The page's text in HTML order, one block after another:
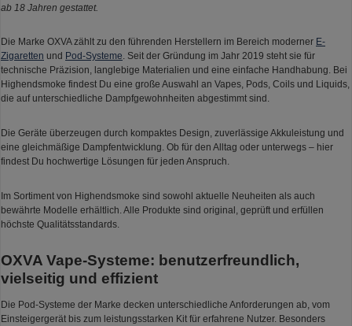
ab 18 Jahren gestattet.
Die Marke OXVA zählt zu den führenden Herstellern im Bereich moderner E-
Zigaretten und Pod-Systeme. Seit der Gründung im Jahr 2019 steht sie für
technische Präzision, langlebige Materialien und eine einfache Handhabung. Bei
Highendsmoke findest Du eine große Auswahl an Vapes, Pods, Coils und Liquids,
die auf unterschiedliche Dampfgewohnheiten abgestimmt sind.
Die Geräte überzeugen durch kompaktes Design, zuverlässige Akkuleistung und
eine gleichmäßige Dampfentwicklung. Ob für den Alltag oder unterwegs – hier
findest Du hochwertige Lösungen für jeden Anspruch.
Im Sortiment von Highendsmoke sind sowohl aktuelle Neuheiten als auch
bewährte Modelle erhältlich. Alle Produkte sind original, geprüft und erfüllen
höchste Qualitätsstandards.
OXVA Vape-Systeme: benutzerfreundlich,
vielseitig und effizient
Die Pod-Systeme der Marke decken unterschiedliche Anforderungen ab, vom
Einsteigergerät bis zum leistungsstarken Kit für erfahrene Nutzer. Besonders